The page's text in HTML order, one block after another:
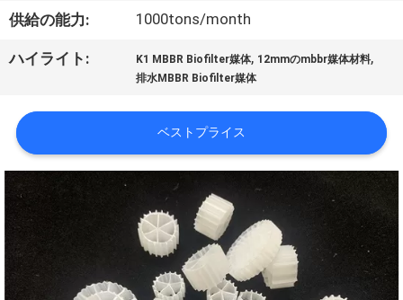
い
て
工
場
ツ
ア
ー
供給の能力: 1000tons/month
ハイライト: K1 MBBR Biofilter媒体, 12mmのmbbr媒体材料,
排水MBBR Biofilter媒体
ベストプライス